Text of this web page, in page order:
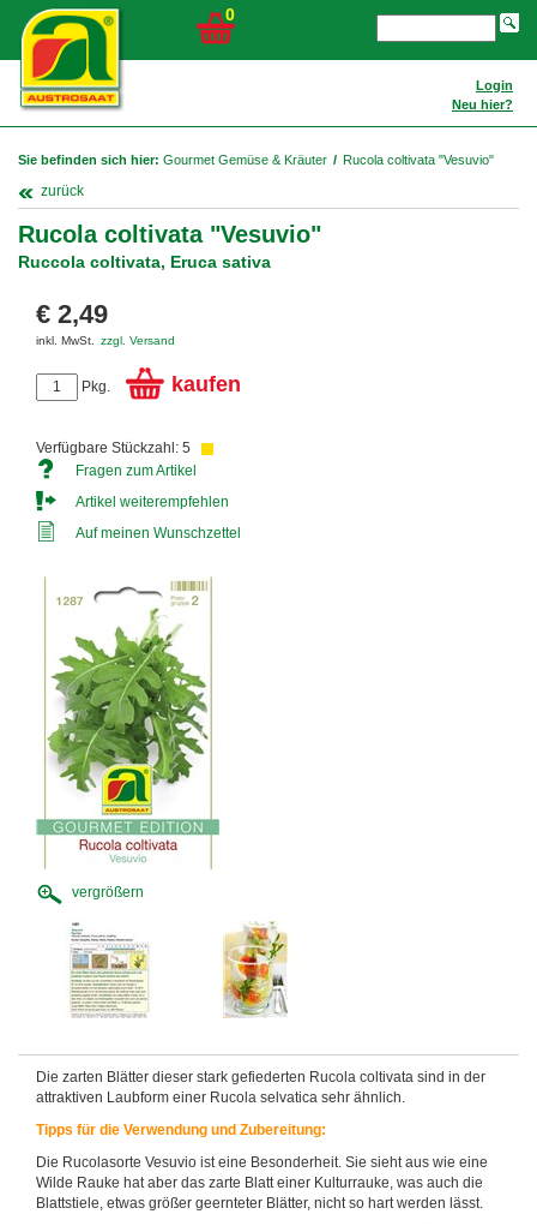
0
Login
Neu hier?
Sie befinden sich hier: Gourmet Gemüse & Kräuter / Rucola coltivata "Vesuvio"
zurück
Rucola coltivata "Vesuvio"
Ruccola coltivata, Eruca sativa
€ 2,49
inkl. MwSt. zzgl. Versand
Pkg. kaufen
Verfügbare Stückzahl: 5
Fragen zum Artikel
Artikel weiterempfehlen
Auf meinen Wunschzettel
vergrößern
Die zarten Blätter dieser stark gefiederten Rucola coltivata sind in der
attraktiven Laubform einer Rucola selvatica sehr ähnlich.
Tipps für die Verwendung und Zubereitung:
Die Rucolasorte Vesuvio ist eine Besonderheit. Sie sieht aus wie eine
Wilde Rauke hat aber das zarte Blatt einer Kulturrauke, was auch die
Blattstiele, etwas größer geernteter Blätter, nicht so hart werden lässt.